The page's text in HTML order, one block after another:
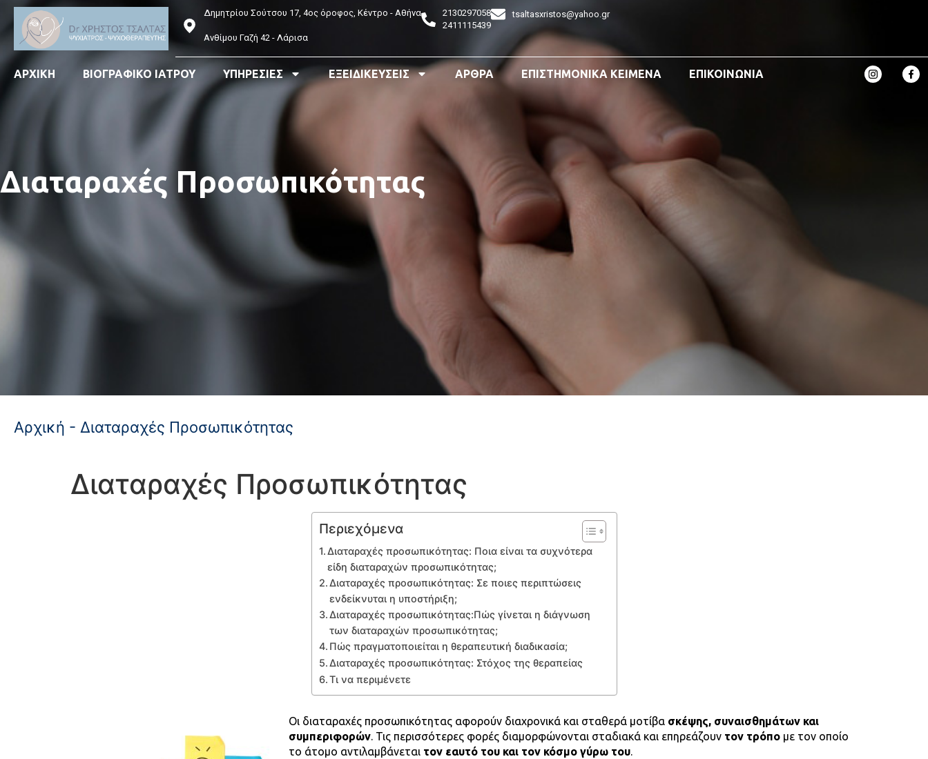
Δημητρίου Σούτσου 17, 4ος όροφος, Κέντρο - Αθήνα
Ανθίμου Γαζή 42 - Λάρισα
2130297058
2411115439
tsaltasxristos@yahoo.gr
ΑΡΧΙΚΗ ΒΙΟΓΡΑΦΙΚΟ ΙΑΤΡΟΥ ΥΠΗΡΕΣΙΕΣ ΕΞΕΙΔΙΚΕΥΣΕΙΣ ΑΡΘΡΑ ΕΠΙΣΤΗΜΟΝΙΚΑ ΚΕΙΜΕΝΑ ΕΠΙΚΟΙΝΩΝΙΑ
Διαταραχές Προσωπικότητας
Αρχική - Διαταραχές Προσωπικότητας
Διαταραχές Προσωπικότητας
Περιεχόμενα
Διαταραχές προσωπικότητας: Ποια είναι τα συχνότερα
είδη διαταραχών προσωπικότητας;
Διαταραχές προσωπικότητας: Σε ποιες περιπτώσεις
ενδείκνυται η υποστήριξη;
Διαταραχές προσωπικότητας:Πώς γίνεται η διάγνωση
των διαταραχών προσωπικότητας;
Πώς πραγματοποιείται η θεραπευτική διαδικασία;
Διαταραχές προσωπικότητας: Στόχος της θεραπείας
Τι να περιμένετε
Οι διαταραχές προσωπικότητας αφορούν διαχρονικά και σταθερά μοτίβα σκέψης, συναισθημάτων και
συμπεριφορών. Τις περισσότερες φορές διαμορφώνονται σταδιακά και επηρεάζουν τον τρόπο με τον οποίο
το άτομο αντιλαμβάνεται τον εαυτό του και τον κόσμο γύρω του.